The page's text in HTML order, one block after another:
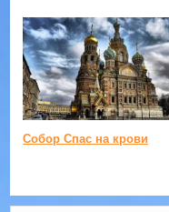
Собор Спас на крови